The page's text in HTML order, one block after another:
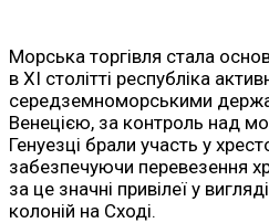
Морська торгівля стала
в XI столітті республіка
середземноморськими
Венецією, за контроль над
Генуезці брали участь у
забезпечуючи перевезення
за це значні привілеї у
колоній на Сході.